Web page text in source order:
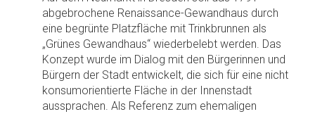
abgebrochene Renaissance-Gewandhaus durch
eine begrünte Platzfläche mit Trinkbrunnen als
„Grünes Gewandhaus“ wiederbelebt werden. Das
Konzept wurde im Dialog mit den Bürgerinnen und
Bürgern der Stadt entwickelt, die sich für eine nicht
konsumorientierte Fläche in der Innenstadt
aussprachen. Als Referenz zum ehemaligen